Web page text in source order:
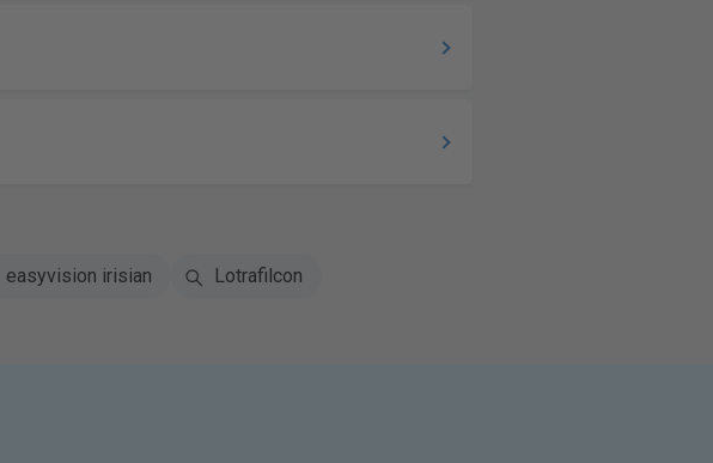
easyvision irisian
Lotrafilcon